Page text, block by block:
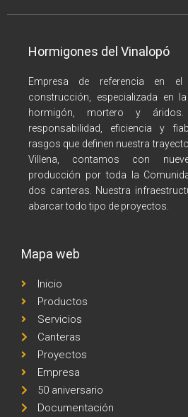
Hormigones del Vinalopó
Empresa de referencia en
construcción, especializada en
hormigón, mortero y áridos.
responsabilidad, eficiencia y
rasgos que definen nuestra
Villena, contamos con
producción por toda la
dos canteras. Nuestra
abarcar todo tipo de proyectos.
Mapa web
Inicio
Productos
Servicios
Canteras
Proyectos
Empresa
50 aniversario
Documentación